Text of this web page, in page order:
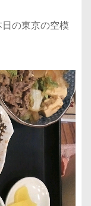
の東京の空模